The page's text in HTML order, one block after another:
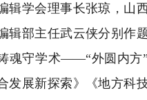
辑学会理事长张琼，山
辑部主任武云侠分别作
魂守学术——“外圆内方
发展新探索》《地方科